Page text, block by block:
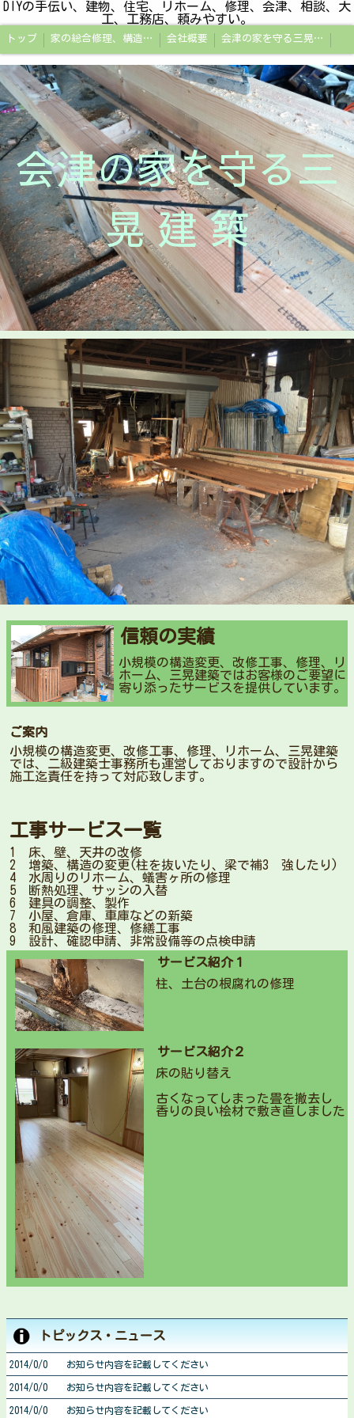
DIYの手伝い、建物、住宅、リホーム、修理、会津、相談、大
工、工務店、頼みやすい。
トップ 家の総合修理、構造改修工事、小規模リホーム、補助金申請、会津若松市 会社概要 会津の家を守る三晃建築
会津の家を守る三
晃 建 築
信頼の実績
小規模の構造変更、改修工事、修理、リ
ホーム、三晃建築ではお客様のご要望に
寄り添ったサービスを提供しています。
ご案内
小規模の構造変更、改修工事、修理、リホーム、三晃建築
では、二級建築士事務所も運営しておりますので設計から
施工迄責任を持って対応致します。
工事サービス一覧
1 床、壁、天井の改修
2 増築、構造の変更(柱を抜いたり、梁で補3 強したり)
4 水周りのリホーム、蟻害ヶ所の修理
5 断熱処理、サッシの入替
6 建具の調整、製作
7 小屋、倉庫、車庫などの新築
8 和風建築の修理、修繕工事
9 設計、確認申請、非常設備等の点検申請
サービス紹介１
柱、土台の根腐れの修理
サービス紹介２
床の貼り替え
古くなってしまった畳を撤去し
香りの良い桧材で敷き直しました
トピックス・ニュース
2014/0/0 お知らせ内容を記載してください
2014/0/0 お知らせ内容を記載してください
2014/0/0 お知らせ内容を記載してください